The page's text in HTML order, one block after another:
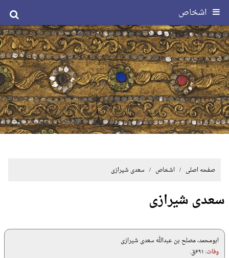
اشخاص
صفحه اصلی / اشخاص / سعدی شیرازی
سعدی شیرازی
ابومحمد، مصلح بن عبدالله سعدی شیرازی
وفات: